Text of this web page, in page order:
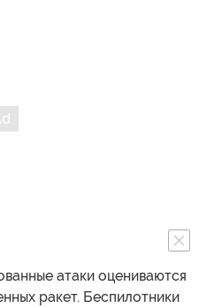
атаки оцениваются
ракет. Беспилотники